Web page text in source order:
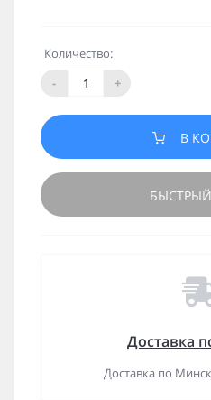
Количество:
-
+
В
Доставка
Доставка по